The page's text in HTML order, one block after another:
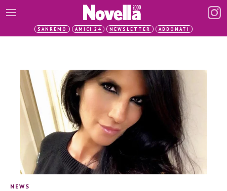
SANREMO AMICI 24 NEWSLETTER ABBONATI
NEWS